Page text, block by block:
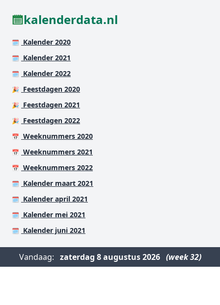
kalenderdata.nl
🗓️ Kalender 2020
🗓️ Kalender 2021
🗓️ Kalender 2022
🎉 Feestdagen 2020
🎉 Feestdagen 2021
🎉 Feestdagen 2022
📅 Weeknummers 2020
📅 Weeknummers 2021
📅 Weeknummers 2022
🗓️ Kalender maart 2021
🗓️ Kalender april 2021
🗓️ Kalender mei 2021
🗓️ Kalender juni 2021
Vandaag: zaterdag 8 augustus 2026 (week 32)